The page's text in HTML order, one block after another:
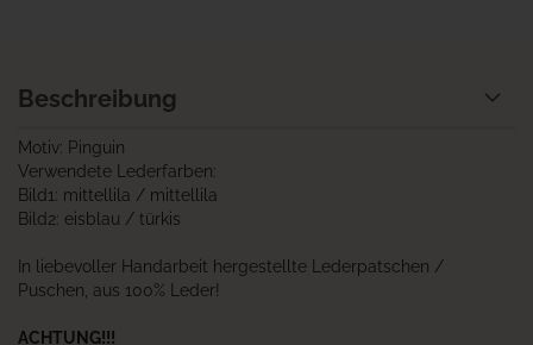
Beschreibung
Motiv: Pinguin
Verwendete Lederfarben:
Bild1: mittellila / mittellila
Bild2: eisblau / türkis
In liebevoller Handarbeit hergestellte Lederpatschen /
Puschen, aus 100% Leder!
ACHTUNG!!!